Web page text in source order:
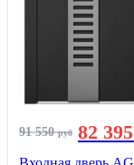
91 550руб 82 395